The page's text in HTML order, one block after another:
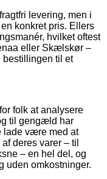
levering, men i
konkret pris. Ellers
hvilket oftest
eller Skælskør –
bestillingen til et
folk at analysere
til gengæld har
lade være med at
deres varer – til
– en hel del, og
uden omkostninger.